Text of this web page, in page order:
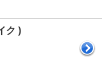
ク )